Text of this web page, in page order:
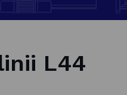
L44